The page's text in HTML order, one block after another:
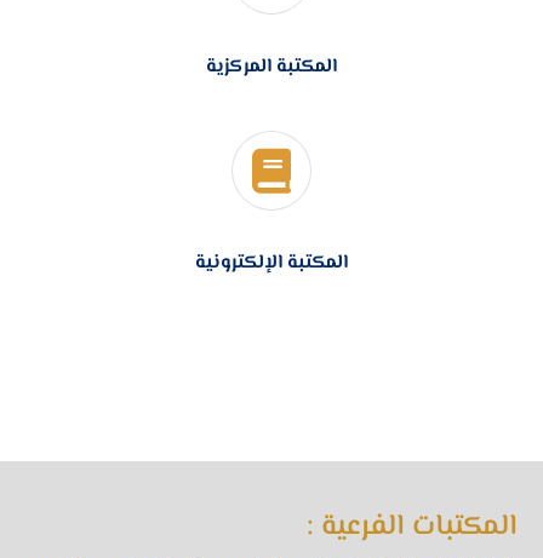
المكتبة المركزية
المكتبة الإلكترونية
المكتبات الفرعية :